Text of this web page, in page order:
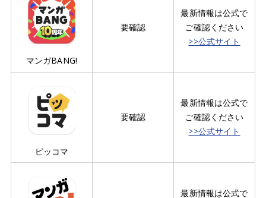
マンガBANG!
要確認
最新情報は公式で
ご確認ください
>>公式サイト
ピッコマ
要確認
最新情報は公式で
ご確認ください
>>公式サイト
最新情報は公式で